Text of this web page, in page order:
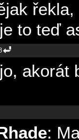
to teď
akorát
: